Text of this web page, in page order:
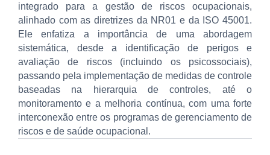
integrado para a gestão de riscos ocupacionais,
alinhado com as diretrizes da NR01 e da ISO 45001.
Ele enfatiza a importância de uma abordagem
sistemática, desde a identificação de perigos e
avaliação de riscos (incluindo os psicossociais),
passando pela implementação de medidas de controle
baseadas na hierarquia de controles, até o
monitoramento e a melhoria contínua, com uma forte
interconexão entre os programas de gerenciamento de
riscos e de saúde ocupacional.